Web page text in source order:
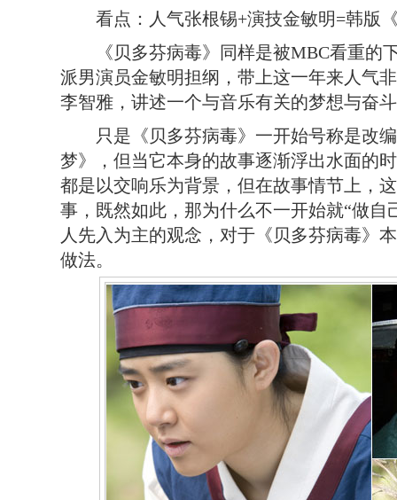
看点：人气张根锡+演技金敏明=韩版
《贝多芬病毒》同样是被MBC看重的
派男演员金敏明担纲，带上这一年来人气
李智雅，讲述一个与音乐有关的梦想与奋
只是《贝多芬病毒》一开始号称是改编
梦》，但当它本身的故事逐渐浮出水面的
都是以交响乐为背景，但在故事情节上，
事，既然如此，那为什么不一开始就“做自
人先入为主的观念，对于《贝多芬病毒》
做法。